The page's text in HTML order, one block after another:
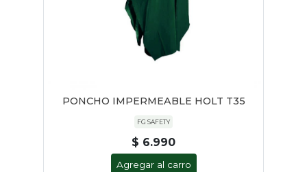
PONCHO IMPERMEABLE HOLT T35
FG SAFETY
$ 6.990
Agregar al carro